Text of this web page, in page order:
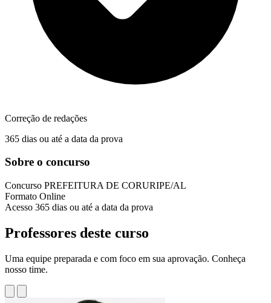
Correção de redações
365 dias ou até a data da prova
Sobre o concurso
Concurso PREFEITURA DE CORURIPE/AL
Formato Online
Acesso 365 dias ou até a data da prova
Professores deste curso
Uma equipe preparada e com foco em sua aprovação. Conheça
nosso time.